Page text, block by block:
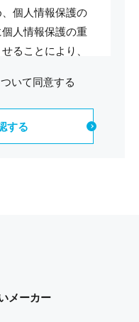
個人情報保護の
人情報保護の重
ることにより、
を正確かつ最新の
アクセス・紛
情報は、当社か
質問に対する回
いて同意する
メーカー